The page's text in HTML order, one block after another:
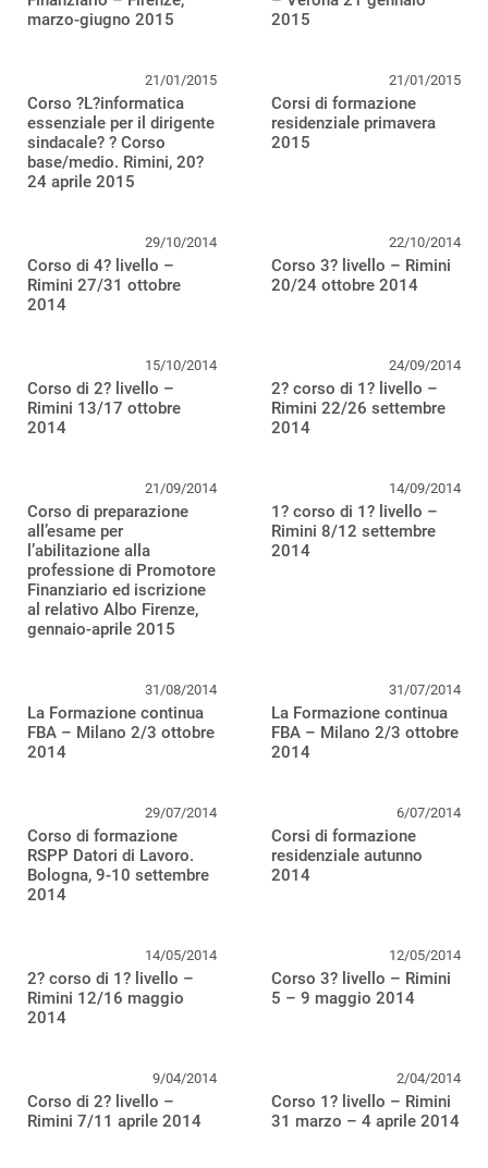
marzo-giugno 2015
2015
21/01/2015
Corso ?L?informatica
essenziale per il dirigente
sindacale? ? Corso
base/medio. Rimini, 20?
24 aprile 2015
21/01/2015
Corsi di formazione
residenziale primavera
2015
29/10/2014
Corso di 4? livello –
Rimini 27/31 ottobre
2014
22/10/2014
Corso 3? livello – Rimini
20/24 ottobre 2014
15/10/2014
Corso di 2? livello –
Rimini 13/17 ottobre
2014
24/09/2014
2? corso di 1? livello –
Rimini 22/26 settembre
2014
21/09/2014
Corso di preparazione
all’esame per
l’abilitazione alla
professione di Promotore
Finanziario ed iscrizione
al relativo Albo Firenze,
gennaio-aprile 2015
14/09/2014
1? corso di 1? livello –
Rimini 8/12 settembre
2014
31/08/2014
La Formazione continua
FBA – Milano 2/3 ottobre
2014
31/07/2014
La Formazione continua
FBA – Milano 2/3 ottobre
2014
29/07/2014
Corso di formazione
RSPP Datori di Lavoro.
Bologna, 9-10 settembre
2014
6/07/2014
Corsi di formazione
residenziale autunno
2014
14/05/2014
2? corso di 1? livello –
Rimini 12/16 maggio
2014
12/05/2014
Corso 3? livello – Rimini
5 – 9 maggio 2014
9/04/2014
Corso di 2? livello –
Rimini 7/11 aprile 2014
2/04/2014
Corso 1? livello – Rimini
31 marzo – 4 aprile 2014